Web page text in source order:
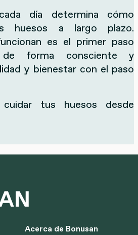
día determina cómo
huesos a largo plazo.
es el primer paso
de forma consciente y
y bienestar con el paso
tus huesos desde
Acerca de Bonusan